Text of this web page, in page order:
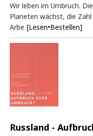
Wir leben im Umbruch.
Planeten wächst, die
Arbe [Lesen•Bestellen]
Russland -